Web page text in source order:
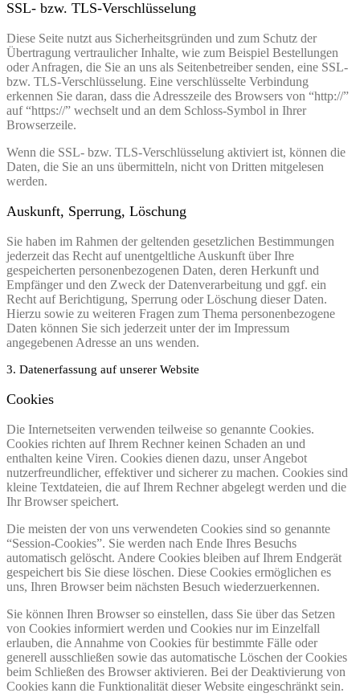
SSL- bzw. TLS-Verschlüsselung
Diese Seite nutzt aus Sicherheitsgründen und zum Schutz der
Übertragung vertraulicher Inhalte, wie zum Beispiel Bestellungen
oder Anfragen, die Sie an uns als Seitenbetreiber senden, eine SSL-
bzw. TLS-Verschlüsselung. Eine verschlüsselte Verbindung
erkennen Sie daran, dass die Adresszeile des Browsers von “http://”
auf “https://” wechselt und an dem Schloss-Symbol in Ihrer
Browserzeile.
Wenn die SSL- bzw. TLS-Verschlüsselung aktiviert ist, können die
Daten, die Sie an uns übermitteln, nicht von Dritten mitgelesen
werden.
Auskunft, Sperrung, Löschung
Sie haben im Rahmen der geltenden gesetzlichen Bestimmungen
jederzeit das Recht auf unentgeltliche Auskunft über Ihre
gespeicherten personenbezogenen Daten, deren Herkunft und
Empfänger und den Zweck der Datenverarbeitung und ggf. ein
Recht auf Berichtigung, Sperrung oder Löschung dieser Daten.
Hierzu sowie zu weiteren Fragen zum Thema personenbezogene
Daten können Sie sich jederzeit unter der im Impressum
angegebenen Adresse an uns wenden.
3. Datenerfassung auf unserer Website
Cookies
Die Internetseiten verwenden teilweise so genannte Cookies.
Cookies richten auf Ihrem Rechner keinen Schaden an und
enthalten keine Viren. Cookies dienen dazu, unser Angebot
nutzerfreundlicher, effektiver und sicherer zu machen. Cookies sind
kleine Textdateien, die auf Ihrem Rechner abgelegt werden und die
Ihr Browser speichert.
Die meisten der von uns verwendeten Cookies sind so genannte
“Session-Cookies”. Sie werden nach Ende Ihres Besuchs
automatisch gelöscht. Andere Cookies bleiben auf Ihrem Endgerät
gespeichert bis Sie diese löschen. Diese Cookies ermöglichen es
uns, Ihren Browser beim nächsten Besuch wiederzuerkennen.
Sie können Ihren Browser so einstellen, dass Sie über das Setzen
von Cookies informiert werden und Cookies nur im Einzelfall
erlauben, die Annahme von Cookies für bestimmte Fälle oder
generell ausschließen sowie das automatische Löschen der Cookies
beim Schließen des Browser aktivieren. Bei der Deaktivierung von
Cookies kann die Funktionalität dieser Website eingeschränkt sein.